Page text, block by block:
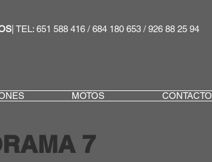
| TEL: 651 588 416 / 684 180 653 / 926 88 25 94
MOTOS CONTACTO
7